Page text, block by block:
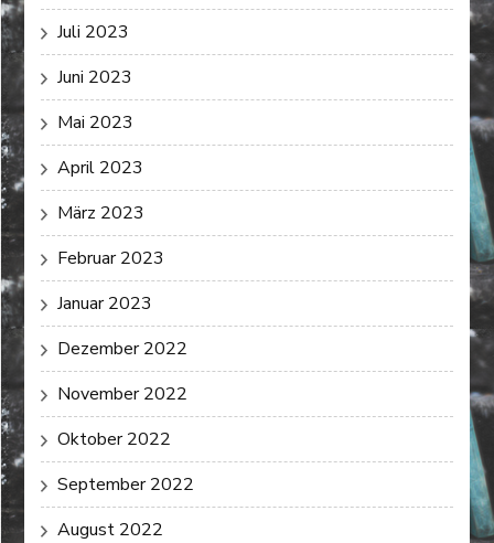
Juli 2023
Juni 2023
Mai 2023
April 2023
März 2023
Februar 2023
Januar 2023
Dezember 2022
November 2022
Oktober 2022
September 2022
August 2022